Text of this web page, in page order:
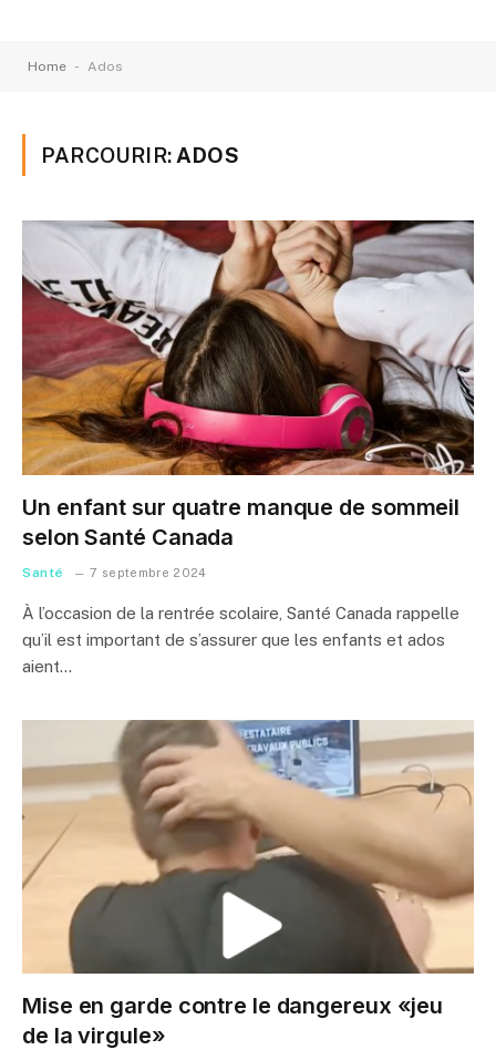
Home - Ados
PARCOURIR: ADOS
Un enfant sur quatre manque de sommeil
selon Santé Canada
Santé 7 septembre 2024
À l’occasion de la rentrée scolaire, Santé Canada rappelle
qu’il est important de s’assurer que les enfants et ados
aient…
Mise en garde contre le dangereux «jeu
de la virgule»